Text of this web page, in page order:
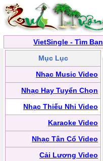
VietSingle - Tìm Bạn
Mục Lục
Nhạc Music Video
Nhạc Hay Tuyển Chọn
Nhạc Thiếu Nhi Video
Karaoke Video
Nhạc Tân Cổ Video
Cải Lương Video